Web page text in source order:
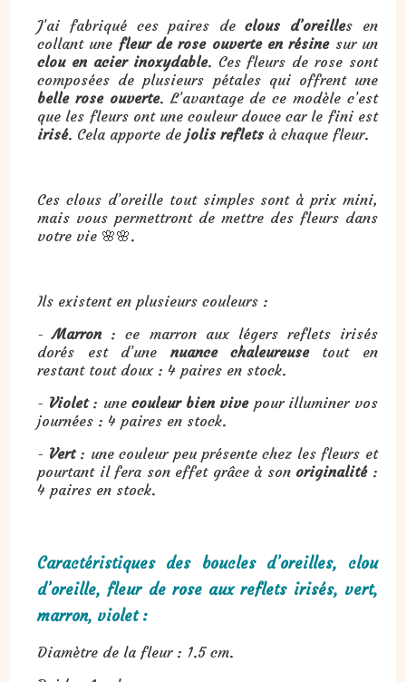
J’ai fabriqué ces paires declous d’oreilles en
collant une fleur de rose ouverte en résinesur un
clou en acier inoxydable. Ces fleurs de rose sont
composées de plusieurs pétales qui offrent une
belle rose ouverte. L’avantage de ce modèle c’est
que les fleurs ont une couleur douce car le fini est
irisé. Cela apporte dejolis reflets à chaque fleur.
Ces clous d’oreille tout simples sont à prix mini,
mais vous permettront de mettre des fleurs dans
votre vie 🌸🌸.
Ils existent en plusieurs couleurs :
-Marron : ce marron aux légers reflets irisés
dorés est d’une nuance chaleureusetout en
restant tout doux : 4 paires en stock.
- Violet: unecouleur bien vivepour illuminer vos
journées : 4 paires en stock.
- Vert : une couleur peu présente chez les fleurs et
pourtant il fera son effet grâce à son originalité:
4 paires en stock.
Caractéristiques des boucles d’oreilles, clou
d’oreille, fleur de rose aux reflets irisés, vert,
marron, violet :
Diamètre de la fleur : 1.5 cm.